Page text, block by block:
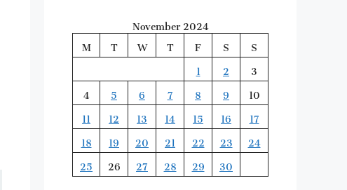
November 2024
M
T W T F S
S
1
2
3
4
5 6 7 8 9
10
11
12 13 14 15 16
17
18
19 20 21 22 23
24
25
26 27 28 29
30